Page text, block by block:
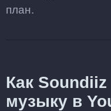
план.
Как
музыку в